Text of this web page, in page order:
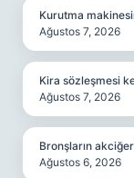
Kurutma
Ağustos 7, 2026
Kira sözleşmesi
Ağustos 7, 2026
Bronşların
Ağustos 6, 2026